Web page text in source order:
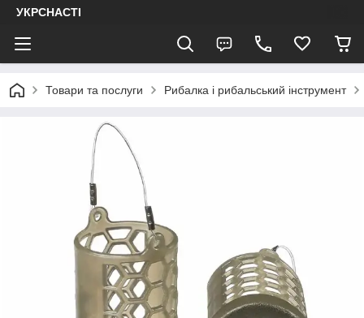
УКРСНАСТІ
Товари та послуги Рибалка і рибальський інструмент